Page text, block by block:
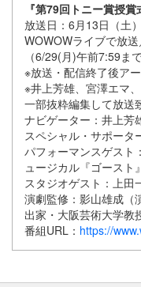
『第79回トニー賞授賞
放送日：6月13日（土
WOWOWライブで放
（6/29(月)午前7:59まで
※放送・配信終了後ア
※井上芳雄、宮澤エマ
一部抜粋編集して放送
ナビゲーター：井上芳
スペシャル・サポータ
パフォーマンスゲスト
ュージカル『ゴースト
スタジオゲスト：上田
演劇監修：影山雄成（
出家・大阪芸術大学教
番組URL： https://